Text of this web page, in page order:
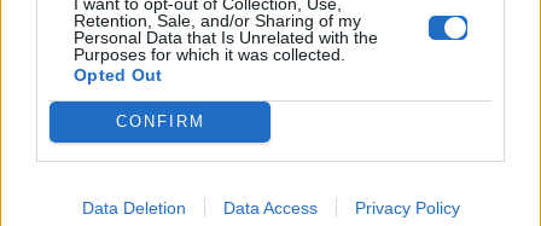
Retention, Sale, and/or Sharing of my
Personal Data that Is Unrelated with the
Purposes for which it was collected.
Opted Out
CONFIRM
Data Deletion Data Access Privacy Policy
25.05.2017 27.04.2017